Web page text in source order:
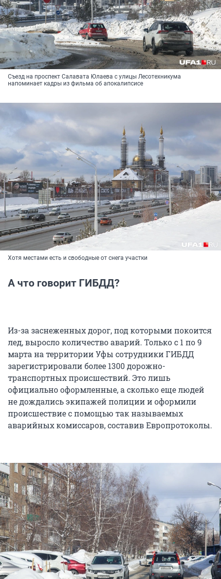
Съезд на проспект Салавата Юлаева с улицы Лесотехникума
напоминает кадры из фильма об апокалипсисе
Хотя местами есть и свободные от снега участки
А что говорит ГИБДД?
Из-за заснеженных дорог, под которыми покоится
лед, выросло количество аварий. Только с 1 по 9
марта на территории Уфы сотрудники ГИБДД
зарегистрировали более 1300 дорожно-
транспортных происшествий. Это лишь
официально оформленные, а сколько еще людей
не дождались экипажей полиции и оформили
происшествие с помощью так называемых
аварийных комиссаров, составив Европротоколы.